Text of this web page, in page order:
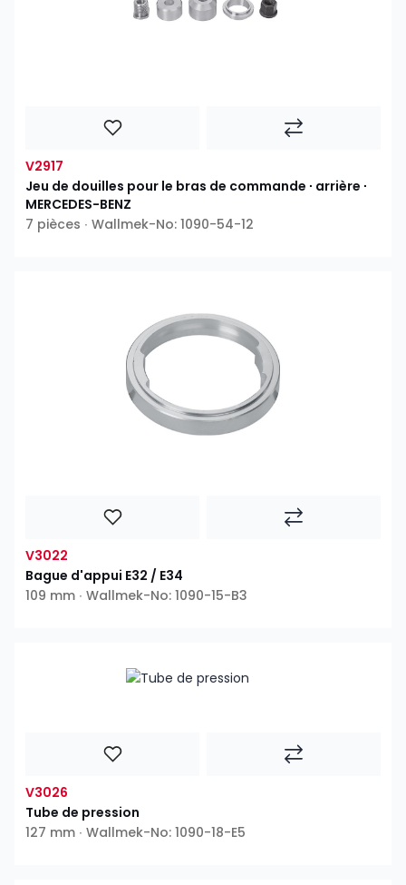
V2917
Jeu de douilles pour le bras de commande ∙ arrière ∙
MERCEDES-BENZ
7 pièces ∙ Wallmek-No: 1090-54-12
V3022
Bague d'appui E32 / E34
109 mm ∙ Wallmek-No: 1090-15-B3
V3026
Tube de pression
127 mm ∙ Wallmek-No: 1090-18-E5